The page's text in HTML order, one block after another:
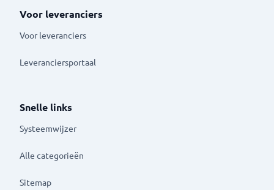
Voor leveranciers
Voor leveranciers
Leveranciersportaal
Snelle links
Systeemwijzer
Alle categorieën
Sitemap